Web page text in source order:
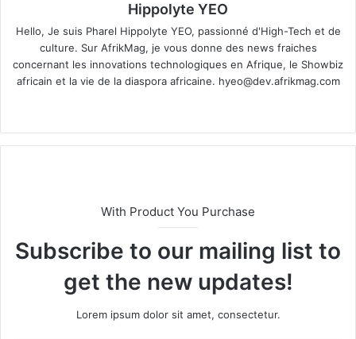
Hippolyte YEO
Hello, Je suis Pharel Hippolyte YEO, passionné d'High-Tech et de
culture. Sur AfrikMag, je vous donne des news fraiches
concernant les innovations technologiques en Afrique, le Showbiz
africain et la vie de la diaspora africaine. hyeo@dev.afrikmag.com
te
With Product You Purchase
Subscribe to our mailing list to
get the new updates!
Lorem ipsum dolor sit amet, consectetur.